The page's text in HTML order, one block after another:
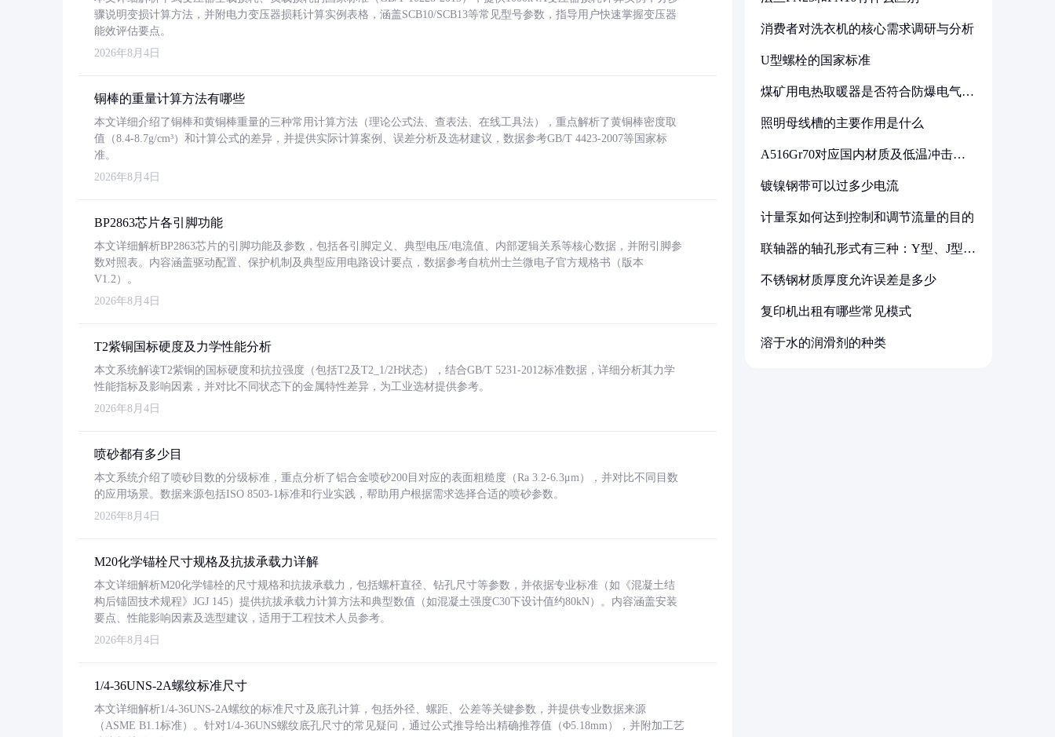
骤说明变损计算方法，并附电力变压器损耗计算实例表格，涵盖SCB10/SCB13等常见型号参数，指导用户快速掌握变压器
能效评估要点。
2026年8月4日
铜棒的重量计算方法有哪些
本文详细介绍了铜棒和黄铜棒重量的三种常用计算方法（理论公式法、查表法、在线工具法），重点解析了黄铜棒密度取
值（8.4-8.7g/cm³）和计算公式的差异，并提供实际计算案例、误差分析及选材建议，数据参考GB/T 4423-2007等国家标
准。
2026年8月4日
BP2863芯片各引脚功能
本文详细解析BP2863芯片的引脚功能及参数，包括各引脚定义、典型电压/电流值、内部逻辑关系等核心数据，并附引脚参
数对照表。内容涵盖驱动配置、保护机制及典型应用电路设计要点，数据参考自杭州士兰微电子官方规格书（版本
V1.2）。
2026年8月4日
T2紫铜国标硬度及力学性能分析
本文系统解读T2紫铜的国标硬度和抗拉强度（包括T2及T2_1/2H状态），结合GB/T 5231-2012标准数据，详细分析其力学
性能指标及影响因素，并对比不同状态下的金属特性差异，为工业选材提供参考。
2026年8月4日
喷砂都有多少目
本文系统介绍了喷砂目数的分级标准，重点分析了铝合金喷砂200目对应的表面粗糙度（Ra 3.2-6.3μm），并对比不同目数
的应用场景。数据来源包括ISO 8503-1标准和行业实践，帮助用户根据需求选择合适的喷砂参数。
2026年8月4日
M20化学锚栓尺寸规格及抗拔承载力详解
本文详细解析M20化学锚栓的尺寸规格和抗拔承载力，包括螺杆直径、钻孔尺寸等参数，并依据专业标准（如《混凝土结
构后锚固技术规程》JGJ 145）提供抗拔承载力计算方法和典型数值（如混凝土强度C30下设计值约80kN）。内容涵盖安装
要点、性能影响因素及选型建议，适用于工程技术人员参考。
2026年8月4日
1/4-36UNS-2A螺纹标准尺寸
本文详细解析1/4-36UNS-2A螺纹的标准尺寸及底孔计算，包括外径、螺距、公差等关键参数，并提供专业数据来源
（ASME B1.1标准）。针对1/4-36UNS螺纹底孔尺寸的常见疑问，通过公式推导给出精确推荐值（Φ5.18mm），并附加工艺
消费者对洗衣机的核心需求调研与分析
U型螺栓的国家标准
煤矿用电热取暖器是否符合防爆电气设
照明母线槽的主要作用是什么
A516Gr70对应国内材质及低温冲击要
镀镍钢带可以过多少电流
计量泵如何达到控制和调节流量的目的
联轴器的轴孔形式有三种：Y型、J型、
不锈钢材质厚度允许误差是多少
复印机出租有哪些常见模式
溶于水的润滑剂的种类